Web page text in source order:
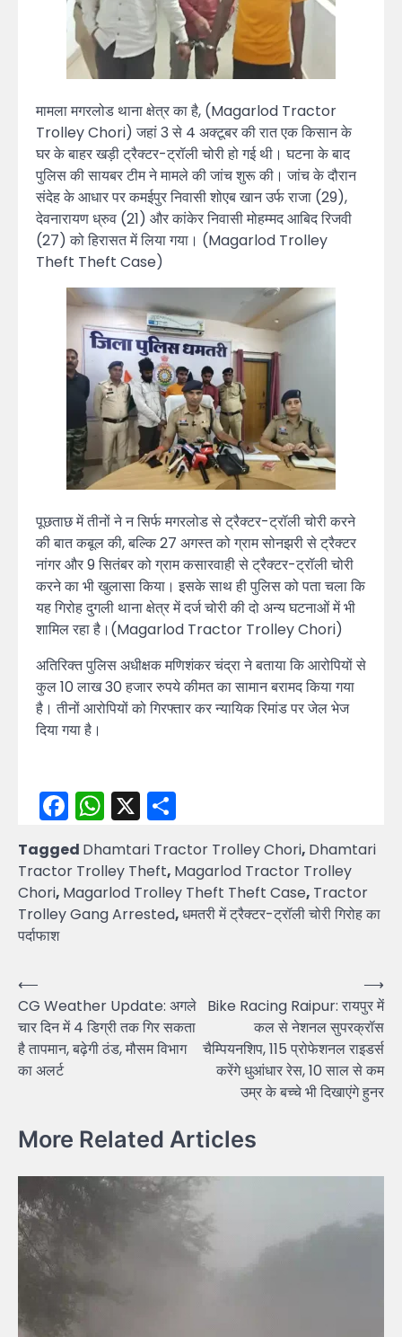
मामला मगरलोड थाना क्षेत्र का है, (Magarlod Tractor
Trolley Chori) जहां 3 से 4 अक्टूबर की रात एक किसान के
घर के बाहर खड़ी ट्रैक्टर-ट्रॉली चोरी हो गई थी। घटना के बाद
पुलिस की सायबर टीम ने मामले की जांच शुरू की। जांच के दौरान
संदेह के आधार पर कमईपुर निवासी शोएब खान उर्फ राजा (29),
देवनारायण ध्रुव (21) और कांकेर निवासी मोहम्मद आबिद रिजवी
(27) को हिरासत में लिया गया। (Magarlod Trolley
Theft Theft Case)
पूछताछ में तीनों ने न सिर्फ मगरलोड से ट्रैक्टर-ट्रॉली चोरी करने
की बात कबूल की, बल्कि 27 अगस्त को ग्राम सोनझरी से ट्रैक्टर
नांगर और 9 सितंबर को ग्राम कसारवाही से ट्रैक्टर-ट्रॉली चोरी
करने का भी खुलासा किया। इसके साथ ही पुलिस को पता चला कि
यह गिरोह दुगली थाना क्षेत्र में दर्ज चोरी की दो अन्य घटनाओं में भी
शामिल रहा है।(Magarlod Tractor Trolley Chori)
अतिरिक्त पुलिस अधीक्षक मणिशंकर चंद्रा ने बताया कि आरोपियों से
कुल 10 लाख 30 हजार रुपये कीमत का सामान बरामद किया गया
है। तीनों आरोपियों को गिरफ्तार कर न्यायिक रिमांड पर जेल भेज
दिया गया है।
Facebook
WhatsApp
X
Tagged Dhamtari Tractor Trolley Chori, Dhamtari
Tractor Trolley Theft, Magarlod Tractor Trolley
Chori, Magarlod Trolley Theft Theft Case, Tractor
Trolley Gang Arrested,धमतरी में ट्रैक्टर-ट्रॉली चोरी गिरोह का
पर्दाफाश
Post
navigation
⟵
CG Weather Update: अगले
चार दिन में 4 डिग्री तक गिर सकता
है तापमान, बढ़ेगी ठंड, मौसम विभाग
का अलर्ट
Bike Racing Raipur: रायपुर में
कल से नेशनल सुपरक्रॉस
चैम्पियनशिप, 115 प्रोफेशनल राइडर्स
करेंगे धुआंधार रेस, 10 साल से कम
उम्र के बच्चे भी दिखाएंगे हुनर
⟶
More Related Articles